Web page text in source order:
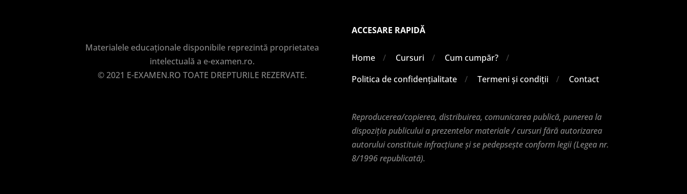
Materialele educaționale disponibile reprezintă proprietatea
intelectuală a e-examen.ro.
© 2021 E-EXAMEN.RO TOATE DREPTURILE REZERVATE.
ACCESARE RAPIDĂ
Home Cursuri
Cum cumpăr?
Politica de confidențialitate
Termeni și condiții Contact
Reproducerea/copierea, distribuirea, comunicarea publică, punerea la
dispoziția publicului a prezentelor materiale / cursuri fără autorizarea
autorului constituie infracțiune și se pedepsește conform legii (Legea nr.
8/1996 republicată).